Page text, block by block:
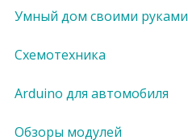
Умный дом своими руками
Схемотехника
Arduino для автомобиля
Обзоры модулей